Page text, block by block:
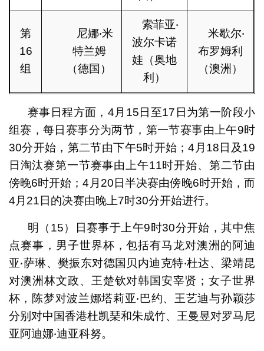
第
16
组
尼娜‧米
特兰姆
（德国）
索菲亚‧
波尔卡诺
娃（奥地
利）
米歇尔‧
布罗姆利
（澳洲）
赛事日程方面，4月15日至17日为第一阶段小
组赛，每日赛事分为两节，第一节赛事由上午9时
30分开始，第二节由下午5时开始；4月18日及19
日淘汰赛第一节赛事由上午11时开始、第二节由
傍晚6时开始；4月20日半决赛由傍晚6时开始，而
4月21日的决赛由晚上7时30分开始进行。
明（15）日赛事于上午9时30分开始，其中焦
点赛事，男子世界杯，包括有马龙对澳洲的阿迪
亚‧萨琳、樊振东对德国贝内迪克特‧杜达、梁靖昆
对澳洲林文政、王楚钦对韩国安宰贤；女子世界
杯，陈梦对波兰娜塔莉亚‧巴约、王艺迪与孙颖莎
分别对中国香港杜凯琹和朱成竹、王曼昱对罗马尼
亚阿迪娜‧迪亚科努。